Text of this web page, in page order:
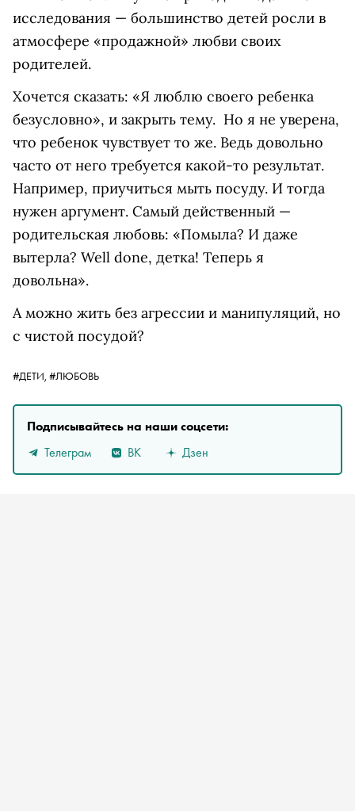
исследования — большинство детей росли в
атмосфере «продажной» любви своих
родителей.
Хочется сказать: «Я люблю своего ребенка
безусловно», и закрыть тему. Но я не уверена,
что ребенок чувствует то же. Ведь довольно
часто от него требуется какой-то результат.
Например, приучиться мыть посуду. И тогда
нужен аргумент. Самый действенный —
родительская любовь: «Помыла? И даже
вытерла? Well done, детка! Теперь я
довольна».
А можно жить без агрессии и манипуляций, но
с чистой посудой?
#ДЕТИ, #ЛЮБОВЬ
Подписывайтесь на наши соцсети:
Телеграм
ВК Дзен